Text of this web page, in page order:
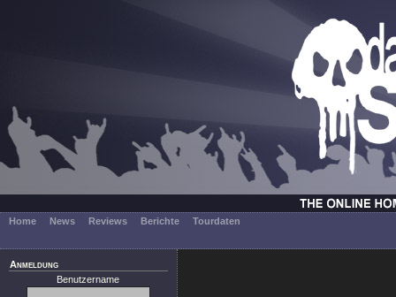
Home News Reviews Berichte Tourdaten
Anmeldung
Benutzername